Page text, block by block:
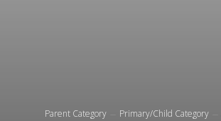
Parent Category Primary/Child Category